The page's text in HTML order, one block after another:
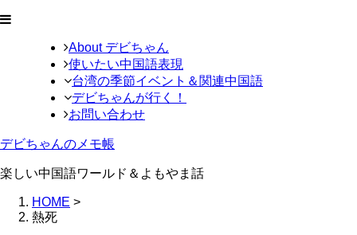
About デビちゃん
使いたい中国語表現
台湾の季節イベント＆関連中国語
デビちゃんが行く！
お問い合わせ
デビちゃんのメモ帳
楽しい中国語ワールド＆よもやま話
HOME >
熱死